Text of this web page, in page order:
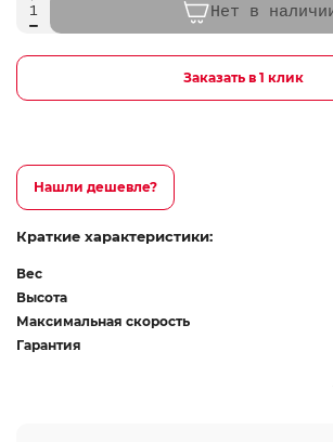
Нет в
Заказать в 1 клик
Нашли дешевле?
Краткие характеристики:
Вес
Высота
Максимальная скорость
Гарантия